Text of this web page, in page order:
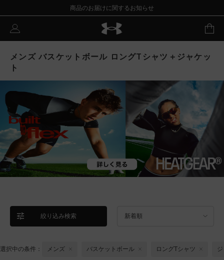
商品のお届けに関するお知らせ
メンズ バスケットボール ロングTシャツ＋ジャケッ
ト
絞り込み検索 新着順
選択中の条件： メンズ バスケットボール ロングTシャツ